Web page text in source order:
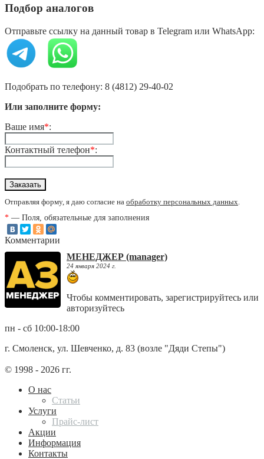
Подбор аналогов
Отправьте ссылку на данный товар в Telegram или WhatsApp:
Подобрать по телефону: 8 (4812) 29-40-02
Или заполните форму:
Ваше имя*:
Контактный телефон*:
Отправляя форму, я даю согласие на обработку персональных данных.
* — Поля, обязательные для заполнения
Комментарии
МЕНЕДЖЕР (manager)
24 января 2024 г.
Чтобы комментировать, зарегистрируйтесь или
авторизуйтесь
пн - сб 10:00-18:00
г. Смоленск, ул. Шевченко, д. 83 (возле "Дяди Степы")
© 1998 - 2026 гг.
О нас
Статьи
Услуги
Прайс-лист
Акции
Информация
Контакты